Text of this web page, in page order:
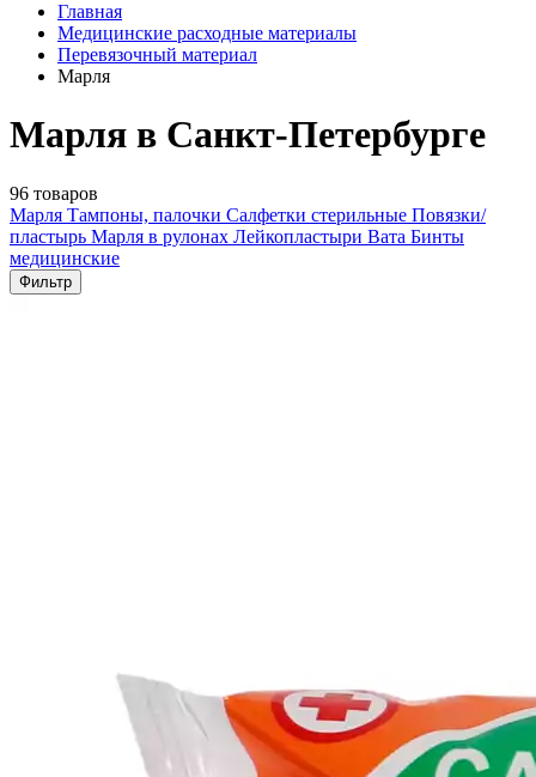
Главная
Медицинские расходные материалы
Перевязочный материал
Марля
Марля в Санкт-Петербурге
96 товаров
Марля Тампоны, палочки Салфетки стерильные Повязки/
пластырь Марля в рулонах Лейкопластыри Вата Бинты
медицинские
Фильтр